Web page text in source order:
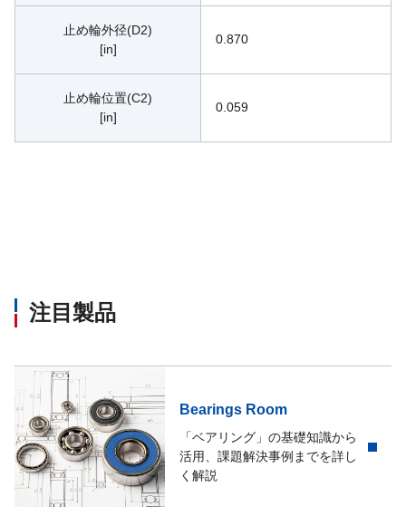
止め輪外径(D2)
[in]
0.870
止め輪位置(C2)
[in]
0.059
注目製品
Bearings Room
「ベアリング」の基礎知識から
活用、課題解決事例までを詳し
く解説